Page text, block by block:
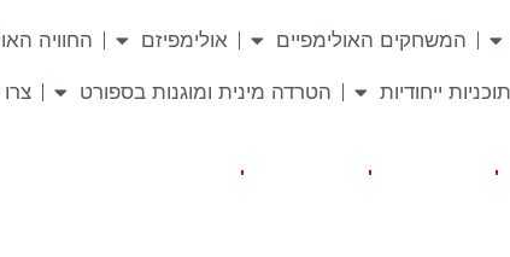
המשחקים האולימפיים אולימפיזם החוויה
תוכניות ייחודיות הטרדה מינית ומוגנות בספורט